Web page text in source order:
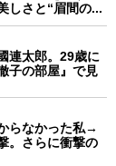
しさと“眉間の...
連太郎。29歳に
子の部屋』で見
らなかった私→
。さらに衝撃の